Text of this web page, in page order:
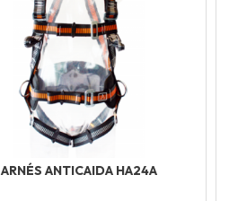
ARNÉS ANTICAIDA HA24A